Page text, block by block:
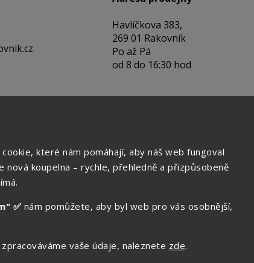
které nám pomáhají, aby náš web fungoval
nová koupelna – rychle, přehledně a přizpůsobeně
✅ nám pomůžete, aby byl web pro vás osobnější,
vaše údaje, naleznete zde.
Havlíčkova 383,
269 01 Rakovník
Po až Pá
od 8 do 16:30 hod
Copyright 2026Aquatop s.r.o
. Všechna práva vyhrazena.
Upravit nastavení cookies